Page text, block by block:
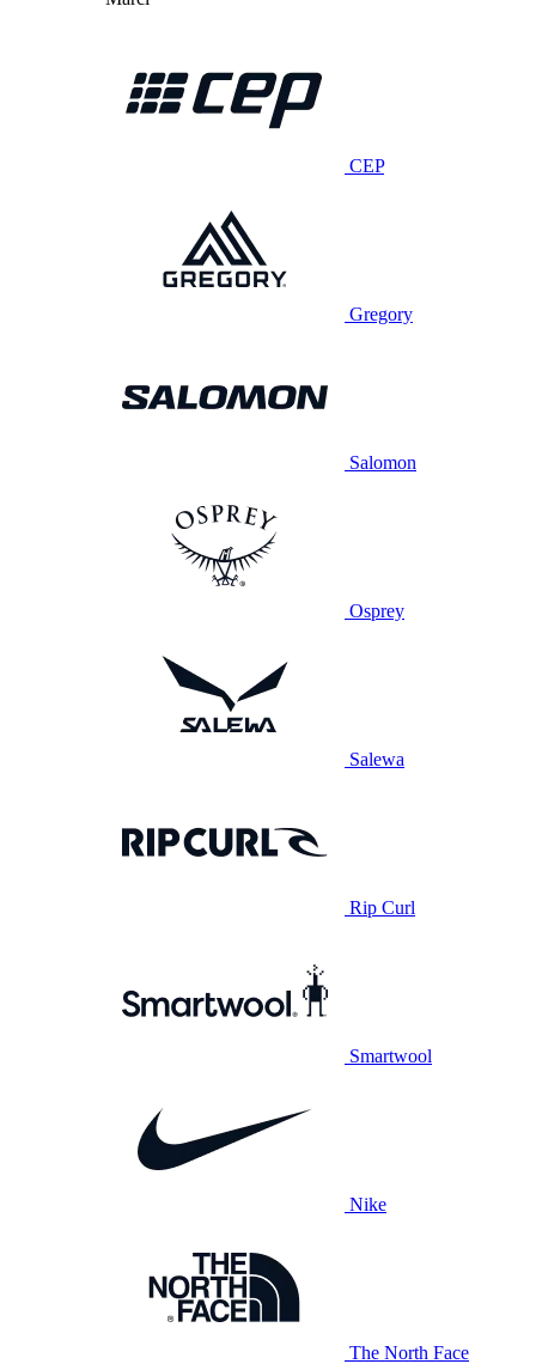
CEP
Gregory
Salomon
Osprey
Salewa
Rip Curl
Smartwool
Nike
The North Face